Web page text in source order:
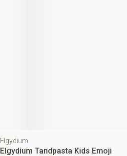
Elgydium
Elgydium Tandpasta Kids Emoji